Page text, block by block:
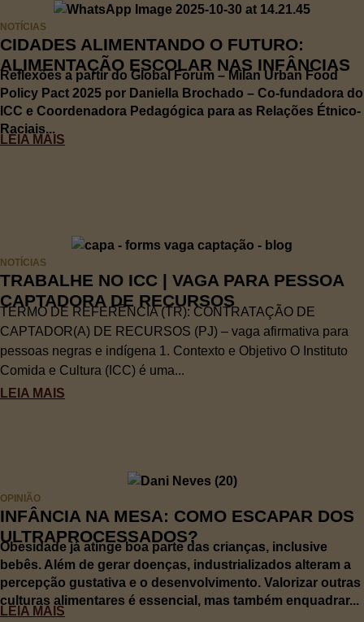
NOTÍCIAS
CIDADES ALIMENTANDO O FUTURO:
ALIMENTAÇÃO ESCOLAR NAS INFÂNCIAS
Reflexões a partir do Global Forum – Milan Urban Food
Policy Pact 2025 por Daniella Brochado – Co-fundadora do
ICC e Coordenadora Pedagógica para as Relações Étnico-
Raciais...
LEIA MAIS
NOTÍCIAS
TRABALHE NO ICC | VAGA PARA PESSOA
CAPTADORA DE RECURSOS
TERMO DE REFERÊNCIA (TR): CONTRATAÇÃO DE
CAPTADOR(A) DE RECURSOS (PJ) – vaga afirmativa para
pessoas negras e indígena 1. Contexto e Objetivo O Instituto
Comida e Cultura (ICC) é uma...
LEIA MAIS
OPINIÃO
INFÂNCIA NA MESA: COMO ESCAPAR DOS
ULTRAPROCESSADOS?
Obesidade já atinge boa parte das crianças, inclusive
bebês. Além de gerar doenças, industrializados alteram a
percepção gustativa e o desenvolvimento. Valorizar outras
culturas alimentares é essencial, mas também enquadrar...
LEIA MAIS